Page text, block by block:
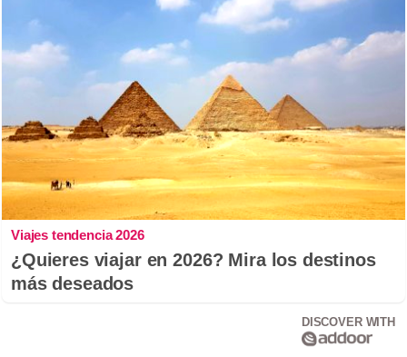
Viajes tendencia 2026
¿Quieres viajar en 2026? Mira los destinos
más deseados
DISCOVER WITH